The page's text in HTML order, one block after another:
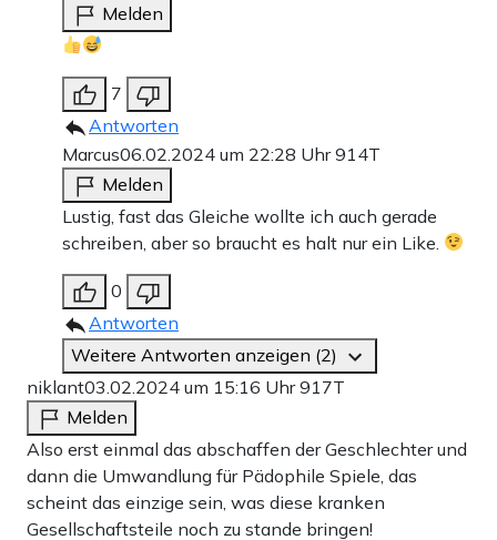
Melden
7
Antworten
Marcus06.02.2024 um 22:28 Uhr914T
Melden
Lustig, fast das Gleiche wollte ich auch gerade
schreiben, aber so braucht es halt nur ein Like.
0
Antworten
Weitere Antworten anzeigen (2)
niklant03.02.2024 um 15:16 Uhr917T
Melden
Also erst einmal das abschaffen der Geschlechter und
dann die Umwandlung für Pädophile Spiele, das
scheint das einzige sein, was diese kranken
Gesellschaftsteile noch zu stande bringen!